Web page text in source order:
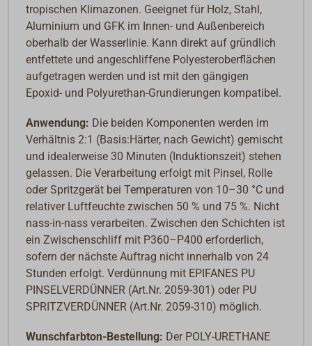
tropischen Klimazonen. Geeignet für Holz, Stahl,
Aluminium und GFK im Innen- und Außenbereich
oberhalb der Wasserlinie. Kann direkt auf gründlich
entfettete und angeschliffene Polyesteroberflächen
aufgetragen werden und ist mit den gängigen
Epoxid- und Polyurethan-Grundierungen kompatibel.
Anwendung: Die beiden Komponenten werden im
Verhältnis 2:1 (Basis:Härter, nach Gewicht) gemischt
und idealerweise 30 Minuten (Induktionszeit) stehen
gelassen. Die Verarbeitung erfolgt mit Pinsel, Rolle
oder Spritzgerät bei Temperaturen von 10–30 °C und
relativer Luftfeuchte zwischen 50 % und 75 %. Nicht
nass-in-nass verarbeiten. Zwischen den Schichten ist
ein Zwischenschliff mit P360–P400 erforderlich,
sofern der nächste Auftrag nicht innerhalb von 24
Stunden erfolgt. Verdünnung mit EPIFANES PU
PINSELVERDÜNNER (Art.Nr. 2059-301) oder PU
SPRITZVERDÜNNER (Art.Nr. 2059-310) möglich.
Wunschfarbton-Bestellung: Der POLY-URETHANE